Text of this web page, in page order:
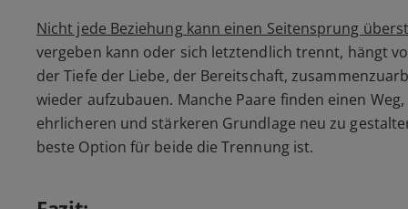
Nicht jede Beziehung kann einen Seitensprung
vergeben kann oder sich letztendlich trennt, hängt
der Tiefe der Liebe, der Bereitschaft,
wieder aufzubauen. Manche Paare finden einen
ehrlicheren und stärkeren Grundlage neu zu
beste Option für beide die Trennung ist.